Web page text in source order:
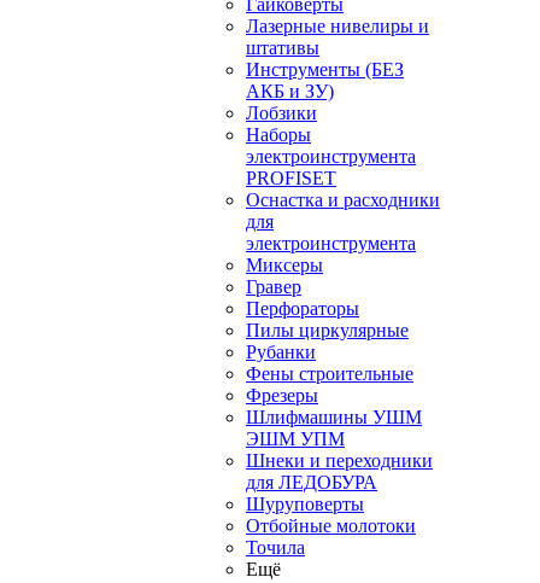
Гайковерты
Лазерные нивелиры и
штативы
Инструменты (БЕЗ
АКБ и ЗУ)
Лобзики
Наборы
электроинструмента
PROFISET
Оснастка и расходники
для
электроинструмента
Миксеры
Гравер
Перфораторы
Пилы циркулярные
Рубанки
Фены строительные
Фрезеры
Шлифмашины УШМ
ЭШМ УПМ
Шнеки и переходники
для ЛЕДОБУРА
Шуруповерты
Отбойные молотоки
Точила
Ещё